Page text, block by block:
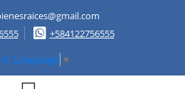
+584122756555
Language ▼